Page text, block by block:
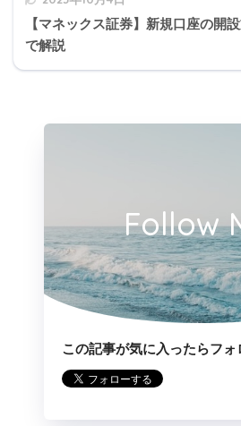
【マネックス証券】新規口座の開
で解説
Follow
この記事が気に入ったらフォ